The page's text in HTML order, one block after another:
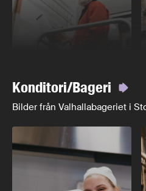
Konditori/Bageri
Bilder från Valhallabageriet i